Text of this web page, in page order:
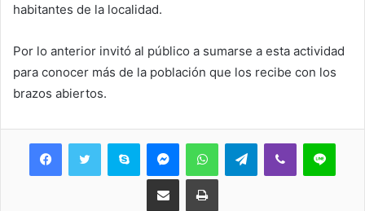
habitantes de la localidad.
Por lo anterior invitó al público a sumarse a esta actividad
para conocer más de la población que los recibe con los
brazos abiertos.
Skype MessengerWhatsAppTelegramViber Line
Share via Email Print